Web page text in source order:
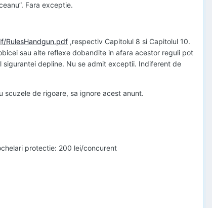
Fara exceptie.
RulesHandgun.pdf ,respectiv Capitolul 8 si Capitolul 10.
sau alte reflexe dobandite in afara acestor reguli pot
depline. Nu se admit exceptii. Indiferent de
scuzele de rigoare, sa ignore acest anunt.
protectie: 200 lei/concurent